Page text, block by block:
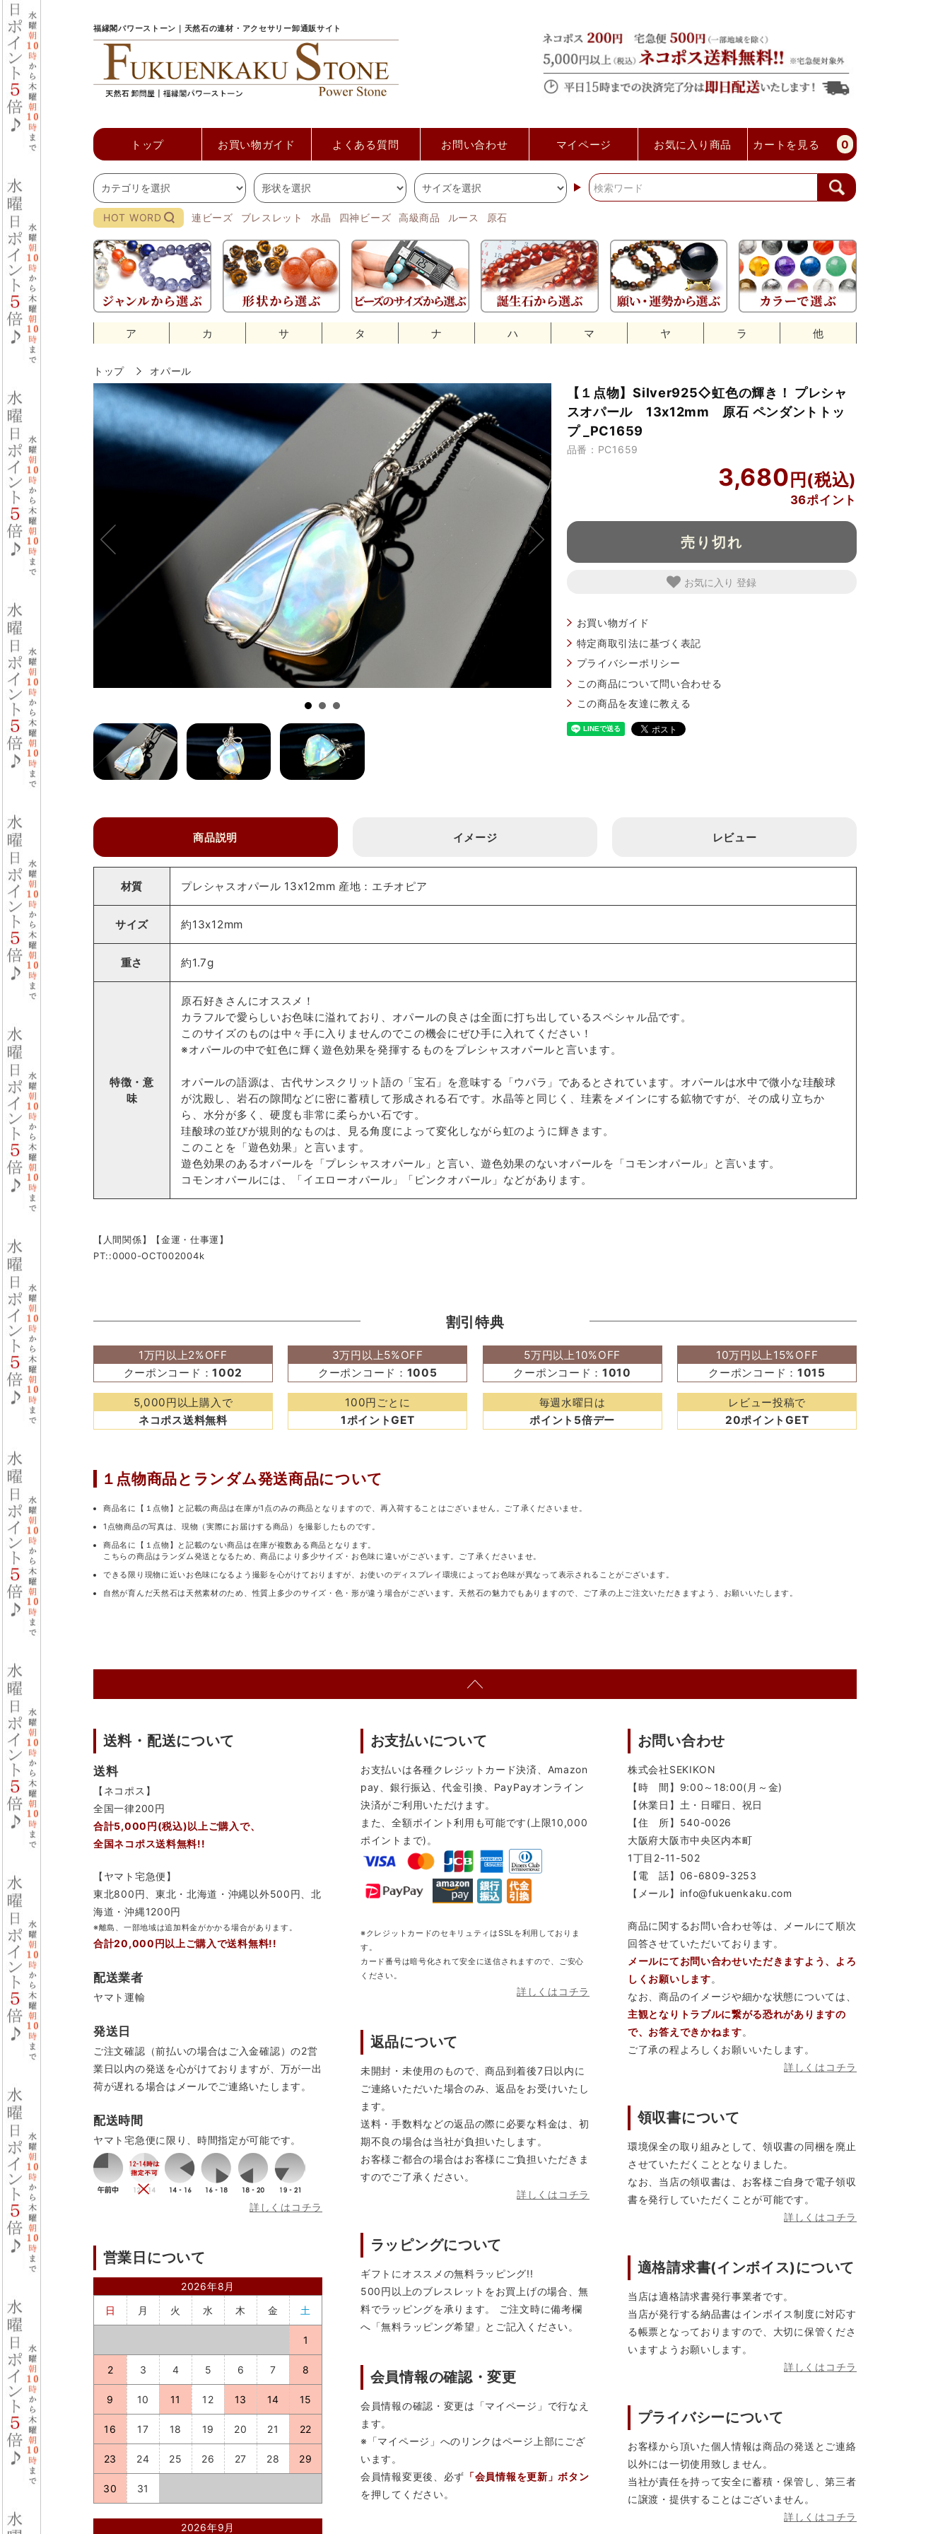
福縁閣パワーストーン｜天然石の連材・アクセサリー卸通販サイト
トップ お買い物ガイド よくある質問 お問い合わせ マイページ お気に入り商品 カートを見る 0
HOT WORD 連ビーズ ブレスレット 水晶 四神ビーズ 高級商品 ルース 原石
ア カ サ タ ナ ハ マ ヤ ラ 他
トップ オパール
【１点物】Silver925◇虹色の輝き！ プレシャ
スオパール 13x12mm 原石 ペンダントトッ
プ _PC1659
品番：PC1659
3,680
36ポイント
売り切れ
お気に入り
お買い物ガイド
特定商取引法に基づく表記
プライバシーポリシー
この商品について問い合わせる
この商品を友達に教える
商品説明 イメージ レビュー
材質 プレシャスオパール 13x12mm 産地：エチオピア
サイズ 約13x12mm
重さ 約1.7g
特徴・意
味
原石好きさんにオススメ！
カラフルで愛らしいお色味に溢れており、オパールの良さは全面に打ち出しているスペシャル品です。
このサイズのものは中々手に入りませんのでこの機会にぜひ手に入れてください！
※オパールの中で虹色に輝く遊色効果を発揮するものをプレシャスオパールと言います。
オパールの語源は、古代サンスクリット語の「宝石」を意味する「ウパラ」であるとされています。オパールは水中で微小な珪酸球
が沈殿し、岩石の隙間などに密に蓄積して形成される石です。水晶等と同じく、珪素をメインにする鉱物ですが、その成り立ちか
ら、水分が多く、硬度も非常に柔らかい石です。
珪酸球の並びが規則的なものは、見る角度によって変化しながら虹のように輝きます。
このことを「遊色効果」と言います。
遊色効果のあるオパールを「プレシャスオパール」と言い、遊色効果のないオパールを「コモンオパール」と言います。
コモンオパールには、「イエローオパール」「ピンクオパール」などがあります。
【人間関係】【金運・仕事運】
PT::0000-OCT002004k
割引特典
1万円以上2%OFF
クーポンコード：1002
3万円以上5%OFF
クーポンコード： 1005
5万円以上10%OFF
クーポンコード：1010
10万円以上15%OFF
クーポンコード： 1015
5,000円以上購入で
ネコポス送料無料
100円ごとに
1ポイントGET
毎週水曜日は
ポイント5倍デー
レビュー投稿で
20ポイントGET
１点物商品と ランダム発送商品について
商品名に【１点物】と記載の商品は在庫が1点のみの商品となりますので、再入荷することはございません。ご了承くださいませ。
1点物商品の写真は、現物（実際にお届けする商品）を撮影したものです。
商品名に【１点物】と記載のない商品は在庫が複数ある商品となります。
こちらの商品はランダム発送となるため、商品により多少サイズ・お色味に違いがございます。ご了承くださいませ。
できる限り現物に近いお色味になるよう撮影を心がけておりますが、お使いのディスプレイ環境によってお色味が異なって表示されることがございます。
自然が育んだ天然石は天然素材のため、性質上多少のサイズ・色・形が違う場合がございます。天然石の魅力でもありますので、ご了承の上ご注文いただきますよう、お願いいたします。
送料・配送について
送料
【ネコポス】
全国一律200円
合計5,000円(税込)以上ご購入で、
全国ネコポス送料無料!!
【ヤマト宅急便】
東北800円、東北・北海道・沖縄以外500円、北
海道・沖縄1200円
※離島、一部地域は追加料金がかかる場合があります。
合計20,000円以上ご購入で送料無料!!
配送業者
ヤマト運輸
発送日
ご注文確認（前払いの場合はご入金確認）の2営
業日以内の発送を心がけておりますが、万が一出
荷が遅れる場合はメールでご連絡いたします。
配送時間
ヤマト宅急便に限り、時間指定が可能です。
詳しくはコチラ
営業日について
2026年8月
日
月 火 水 木 金 土
1
2 3 4 5 6 7 8
9 10 11 12 13 14 15
16 17 18 19 20 21 22
23 24 25 26 27 28 29
30 31
2026年9月
お支払いについて
お支払いは各種クレジットカード決済、Amazon
pay、銀行振込、代金引換、PayPayオンライン
決済がご利用いただけます。
また、全額ポイント利用も可能です(上限10,000
ポイントまで)。
※クレジットカードのセキリュティはSSLを利用しておりま
す。
カード番号は暗号化されて安全に送信されますので、ご安心
ください。
詳しくはコチラ
返品について
未開封・未使用のもので、商品到着後7日以内に
ご連絡いただいた場合のみ、返品をお受けいたし
ます。
送料・手数料などの返品の際に必要な料金は、初
期不良の場合は当社が負担いたします。
お客様ご都合の場合はお客様にご負担いただきま
すのでご了承ください。
詳しくはコチラ
ラッピングについて
ギフトにオススメの無料ラッピング!!
500円以上のブレスレットをお買上げの場合、無
料でラッピングを承ります。 ご注文時に備考欄
へ「無料ラッピング希望」とご記入ください。
会員情報の確認・変更
会員情報の確認・変更は「マイページ」で行なえ
ます。
※「マイページ」へのリンクはページ上部にござ
います。
会員情報変更後、必ず 「会員情報を更新」ボタン
を押してください。
お問い合わせ
株式会社SEKIKON
【時 間】9:00～18:00(月～金)
【休業日】土・日曜日、祝日
【住 所】540-0026
大阪府大阪市中央区内本町
1丁目2-11-502
【電 話】06-6809-3253
【メール】info@fukuenkaku.com
商品に関するお問い合わせ等は、メールにて順次
回答させていただいております。
メールにてお問い合わせいただきますよう、よろ
しくお願いします。
なお、商品のイメージや細かな状態については、
主観となりトラブルに繋がる恐れがありますの
で、お答えできかねます。
ご了承の程よろしくお願いいたします。
詳しくはコチラ
領収書について
環境保全の取り組みとして、領収書の同梱を廃止
させていただくこととなりました。
なお、当店の領収書は、お客様ご自身で電子領収
書を発行していただくことが可能です。
詳しくはコチラ
適格請求書(インボイス)について
当店は適格請求書発行事業者です。
当店が発行する納品書はインボイス制度に対応す
る帳票となっておりますので、大切に保管くださ
いますようお願いします。
詳しくはコチラ
プライバシーについて
お客様から頂いた個人情報は商品の発送とご連絡
以外には一切使用致しません。
当社が責任を持って安全に蓄積・保管し、第三者
に譲渡・提供することはございません。
詳しくはコチラ